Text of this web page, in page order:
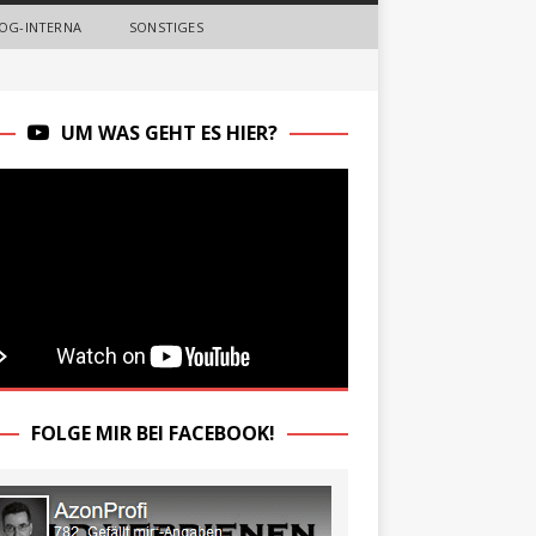
INTERNA SONSTIGES
UM WAS GEHT ES HIER?
FOLGE MIR BEI FACEBOOK!